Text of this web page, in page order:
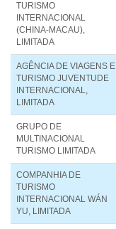
TURISMO
INTERNACIONAL
(CHINA-MACAU),
LIMITADA
AGÊNCIA DE VIAGENS E
TURISMO JUVENTUDE
INTERNACIONAL,
LIMITADA
GRUPO DE
MULTINACIONAL
TURISMO LIMITADA
COMPANHIA DE
TURISMO
INTERNACIONAL WÁN
YU, LIMITADA